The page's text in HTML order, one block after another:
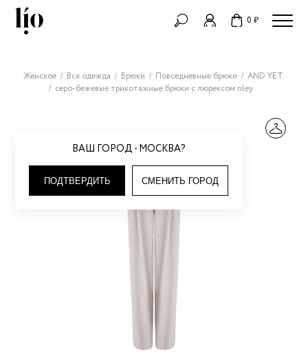
0 ₽
ВАШ ГОРОД - МОСКВА?
ПОДТВЕРДИТЬ СМЕНИТЬ ГОРОД
Женское Вся одежда Брюки Повседневные брюки
AND YET.
серо-бежевые трикотажные брюки с люрексом riley